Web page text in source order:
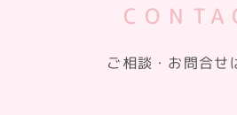
ご相談・お問合せ